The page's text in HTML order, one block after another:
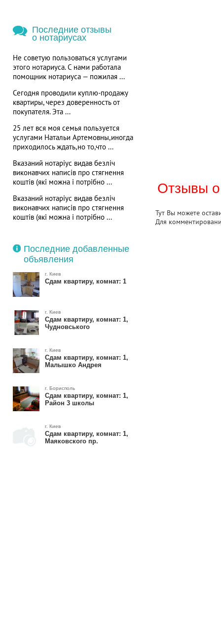
Последние отзывы
о нотариусах
Не советую пользоваться услугами
этого нотариуса. С нами работала
помощник нотариуса — пожилая ...
Сегодня проводили куплю-продажу
квартиры, через доверенность от
покупателя. Эта ...
25 лет вся моя семья пользуется
услугами Натальи Артемовны,иногда
приходилось ждать,но то,что ...
Вказаний нотаріус видав безліч
виконавчих написів про стягнення
коштів (які можна і потрібно ...
Вказаний нотаріус видав безліч
виконавчих написів про стягнення
коштів (які можна і потрібно ...
Последние добавленные
объявления
г. Киев
Сдам квартиру, комнат: 1
г. Киев
Сдам квартиру, комнат: 1,
Чудновського
г. Киев
Сдам квартиру, комнат: 1,
Малышко Андрея
г. Борисполь
Сдам квартиру, комнат: 1,
Район 3 школы
г. Киев
Сдам квартиру, комнат: 1,
Маяковского пр.
Отзывы о
Тут Вы можете
Для